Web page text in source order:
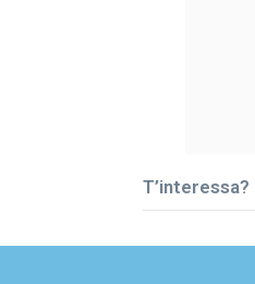
T’interessa?